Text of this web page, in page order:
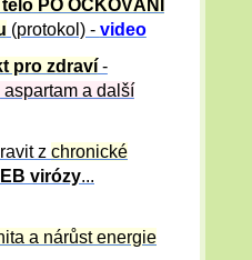
PO OČKOVÁNÍ
(protokol) - video
pro zdraví-
a další
z chronické
virózy...
a nárůst energie